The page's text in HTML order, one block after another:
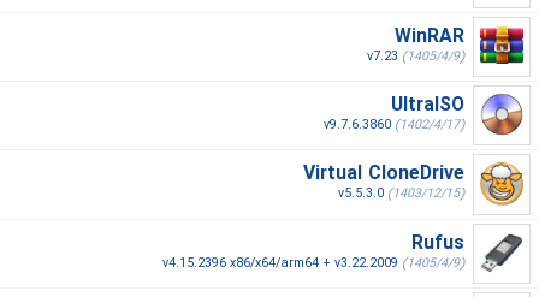
WinRAR
v7.23 (1405/4/9)
UltraISO
v9.7.6.3860 (1402/4/17)
Virtual CloneDrive
v5.5.3.0 (1403/12/15)
Rufus
v4.15.2396 x86/x64/arm64 + v3.22.2009 (1405/4/9)